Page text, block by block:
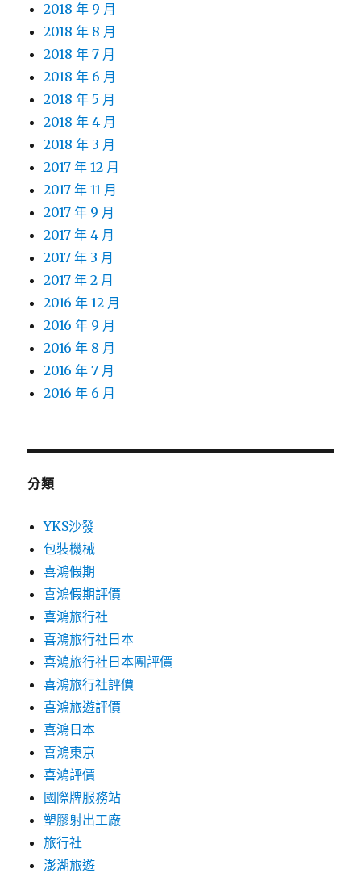
2018 年 9 月
2018 年 8 月
2018 年 7 月
2018 年 6 月
2018 年 5 月
2018 年 4 月
2018 年 3 月
2017 年 12 月
2017 年 11 月
2017 年 9 月
2017 年 4 月
2017 年 3 月
2017 年 2 月
2016 年 12 月
2016 年 9 月
2016 年 8 月
2016 年 7 月
2016 年 6 月
分類
YKS沙發
包裝機械
喜鴻假期
喜鴻假期評價
喜鴻旅行社
喜鴻旅行社日本
喜鴻旅行社日本團評價
喜鴻旅行社評價
喜鴻旅遊評價
喜鴻日本
喜鴻東京
喜鴻評價
國際牌服務站
塑膠射出工廠
旅行社
澎湖旅遊